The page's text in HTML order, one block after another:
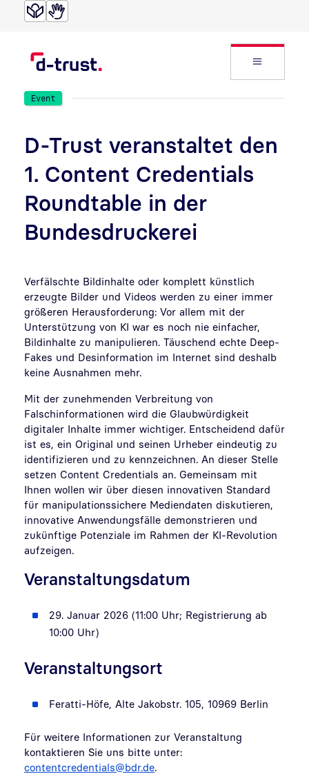
Direkt zur Suche
Direkt zum Inhalt
Event
D-Trust veranstaltet den
1. Content Credentials
Roundtable in der
Bundesdruckerei
Verfälschte Bildinhalte oder komplett künstlich
erzeugte Bilder und Videos werden zu einer immer
größeren Herausforderung: Vor allem mit der
Unterstützung von KI war es noch nie einfacher,
Bildinhalte zu manipulieren. Täuschend echte Deep-
Fakes und Desinformation im Internet sind deshalb
keine Ausnahmen mehr.
Mit der zunehmenden Verbreitung von
Falschinformationen wird die Glaubwürdigkeit
digitaler Inhalte immer wichtiger. Entscheidend dafür
ist es, ein Original und seinen Urheber eindeutig zu
identifizieren und zu kennzeichnen. An dieser Stelle
setzen Content Credentials an. Gemeinsam mit
Ihnen wollen wir über diesen innovativen Standard
für manipulationssichere Mediendaten diskutieren,
innovative Anwendungsfälle demonstrieren und
zukünftige Potenziale im Rahmen der KI-Revolution
aufzeigen.
Veranstaltungsdatum
29. Januar 2026 (11:00 Uhr; Registrierung ab
10:00 Uhr)
Veranstaltungsort
Feratti-Höfe, Alte Jakobstr. 105, 10969 Berlin
Für weitere Informationen zur Veranstaltung
kontaktieren Sie uns bitte unter:
contentcredentials@bdr.de.